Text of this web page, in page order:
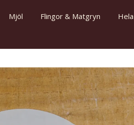
Mjöl Flingor & Matgryn